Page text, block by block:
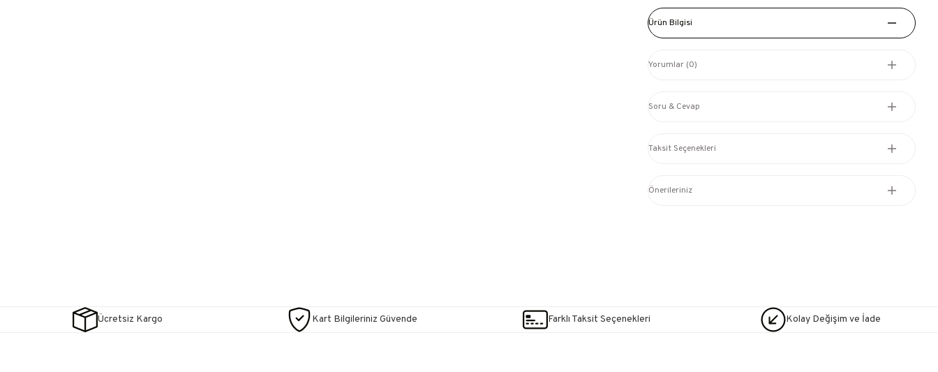
Ürün Bilgisi
Yorumlar (0)
Soru & Cevap
Taksit Seçenekleri
Önerileriniz
Ücretsiz Kargo Kart Bilgileriniz Güvende Farklı Taksit Seçenekleri Kolay Değişim ve İade